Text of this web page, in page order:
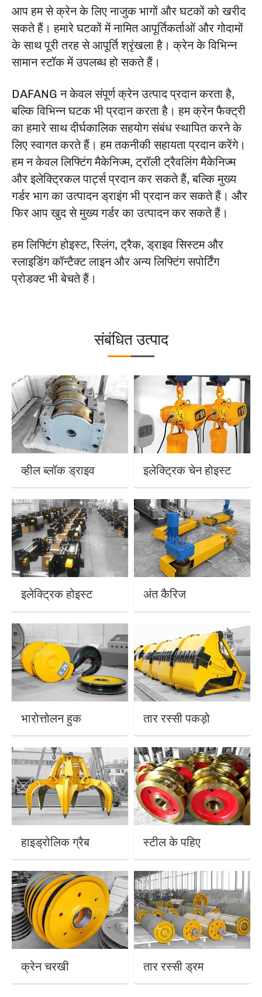
आप हम से क्रेन के लिए नाजुक भागों और घटकों को खरीद
सकते हैं। हमारे घटकों में नामित आपूर्तिकर्ताओं और गोदामों
के साथ पूरी तरह से आपूर्ति श्रृंखला है। क्रेन के विभिन्न
सामान स्टॉक में उपलब्ध हो सकते हैं।
DAFANG न केवल संपूर्ण क्रेन उत्पाद प्रदान करता है,
बल्कि विभिन्न घटक भी प्रदान करता है। हम क्रेन फैक्ट्री
का हमारे साथ दीर्घकालिक सहयोग संबंध स्थापित करने के
लिए स्वागत करते हैं। हम तकनीकी सहायता प्रदान करेंगे।
हम न केवल लिफ्टिंग मैकेनिज्म, ट्रॉली ट्रैवलिंग मैकेनिज्म
और इलेक्ट्रिकल पार्ट्स प्रदान कर सकते हैं, बल्कि मुख्य
गर्डर भाग का उत्पादन ड्राइंग भी प्रदान कर सकते हैं। और
फिर आप खुद से मुख्य गर्डर का उत्पादन कर सकते हैं।
हम लिफ्टिंग होइस्ट, स्लिंग, ट्रैक, ड्राइव सिस्टम और
स्लाइडिंग कॉन्टैक्ट लाइन और अन्य लिफ्टिंग सपोर्टिंग
प्रोडक्ट भी बेचते हैं।
संबंधित उत्पाद
व्हील ब्लॉक ड्राइव इलेक्ट्रिक चेन होइस्ट
इलेक्ट्रिक होइस्ट अंत कैरिज
भारोत्तोलन हुक तार रस्सी पकड़ो
हाइड्रोलिक ग्रैब स्टील के पहिए
क्रेन चरखी तार रस्सी ड्रम